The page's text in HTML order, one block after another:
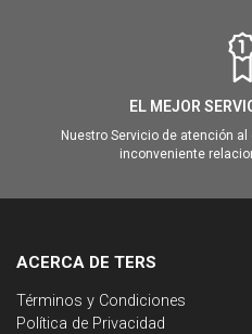
EL MEJOR
Nuestro Servicio de atención
inconveniente
ACERCA DE TERS
Términos y Condiciones
Política de Privacidad